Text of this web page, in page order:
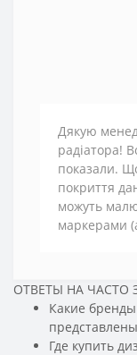
Дякую
радіатора!
показали.
покриття
можуть
маркерами
ОТВЕТЫ НА ЧАСТО
Какие
Где купить